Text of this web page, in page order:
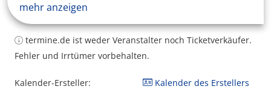
mehr anzeigen
termine.de ist weder Veranstalter noch Ticketverkäufer.
Fehler und Irrtümer vorbehalten.
Kalender-Ersteller:
Kalender des Erstellers